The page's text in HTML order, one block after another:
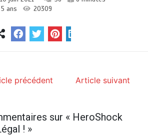
5 ans
20309
précédent Article suivant
sur « HeroShock
! »